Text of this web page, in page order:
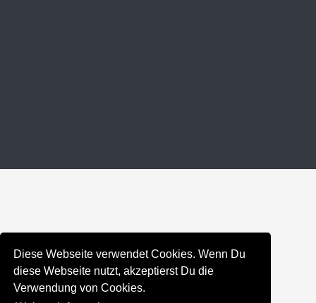
Diese Webseite verwendet Cookies. Wenn Du
diese Webseite nutzt, akzeptierst Du die
Verwendung von Cookies.